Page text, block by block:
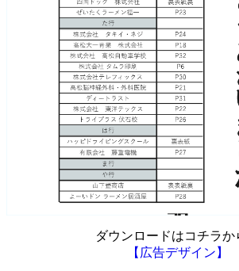
ダウンロードはコチラか
【広告デザイン】